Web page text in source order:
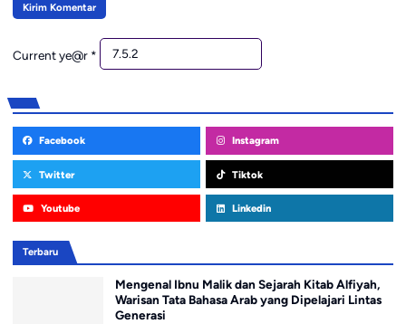
Current ye@r *
Facebook Instagram
Twitter Tiktok
Youtube Linkedin
Terbaru
Mengenal Ibnu Malik dan Sejarah Kitab Alfiyah,
Warisan Tata Bahasa Arab yang Dipelajari Lintas
Generasi